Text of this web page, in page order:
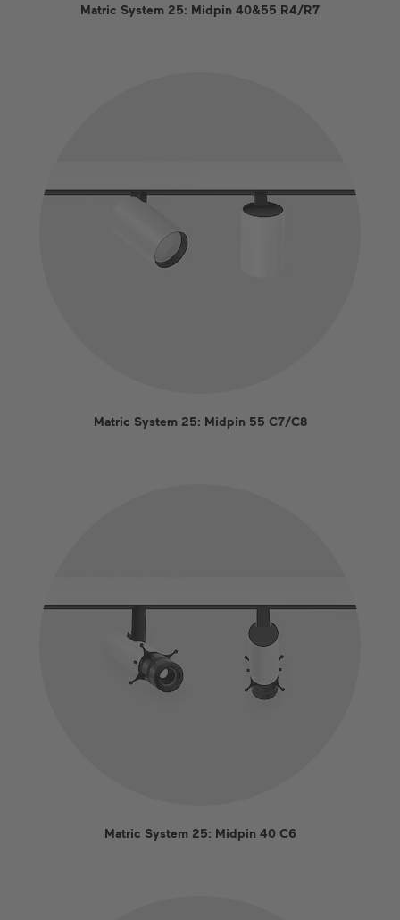
Matric System 25: Midpin 40&55 R4/R7
Matric System 25: Midpin 55 C7/C8
Matric System 25: Midpin 40 C6